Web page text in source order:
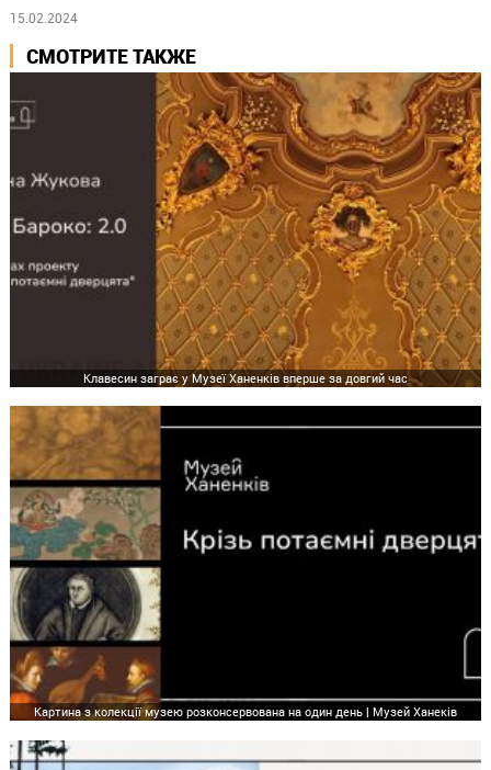
15.02.2024
СМОТРИТЕ ТАКЖЕ
Клавесин заграє у Музеї Ханенків вперше за довгий час
Картина з колекції музею розконсервована на один день | Музей Ханеків